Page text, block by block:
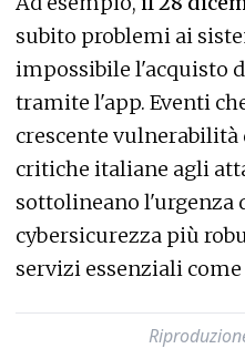
subito problemi ai
impossibile l'acquisto
tramite l'app. Eventi
crescente
critiche italiane agli
sottolineano l'urgenza
cybersicurezza più
servizi essenziali